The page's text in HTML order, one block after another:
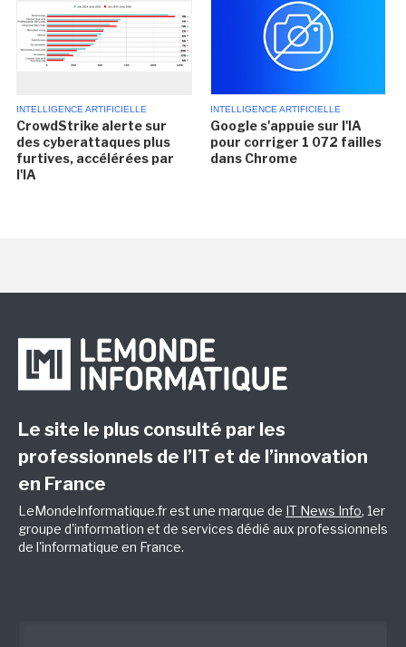
INTELLIGENCE ARTIFICIELLE
CrowdStrike alerte sur
des cyberattaques plus
furtives, accélérées par
l'IA
INTELLIGENCE ARTIFICIELLE
Google s'appuie sur l'IA
pour corriger 1 072 failles
dans Chrome
Le site le plus consulté par les
professionnels de l’IT et de l’innovation
en France
LeMondeInformatique.fr est une marque de IT News Info, 1er
groupe d'information et de services dédié aux professionnels
de l'informatique en France.